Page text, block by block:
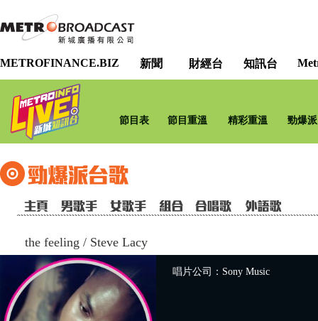
METROFINANCE.BIZ 新聞 財經台 知訊台
節目表 節目重溫 精彩重溫 勁爆
the feeling / Steve Lacy
唱片公司：Sony Music